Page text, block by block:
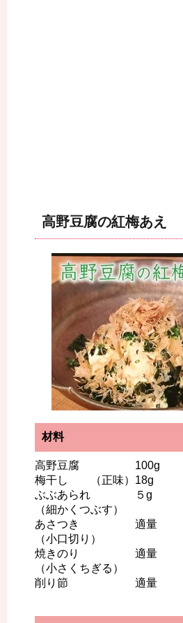
高野豆腐の紅梅あえ
材料
高野豆腐 100g
梅干し （正味）18g
ぶぶあられ ５g
（細かくつぶす）
あさつき 適量
（小口切り）
焼きのり 適量
（小さくちぎる）
削り節 適量